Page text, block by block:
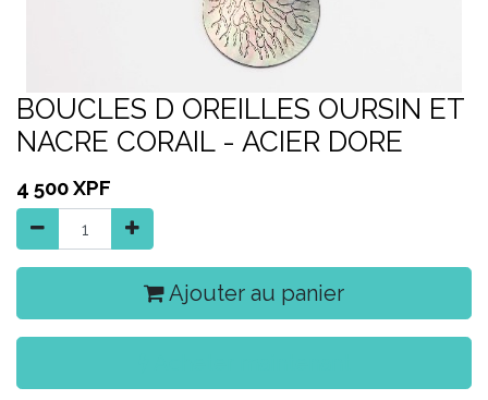
BOUCLES D OREILLES OURSIN ET
NACRE CORAIL - ACIER DORE
4 500XPF
Ajouter au panier